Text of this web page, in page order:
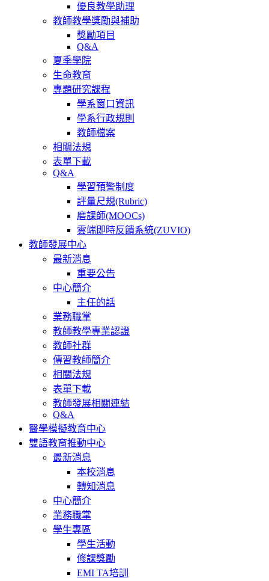
優良教學助理
教師教學獎勵與補助
獎勵項目
Q&A
夏季學院
生命教育
專題研究課程
學系窗口資訊
學系行政規則
教師檔案
相關法規
表單下載
Q&A
學習預警制度
評量尺規(Rubric)
磨課師(MOOCs)
雲端即時反饋系統(ZUVIO)
教師發展中心
最新消息
重要公告
中心簡介
主任的話
業務職掌
教師教學專業認證
教師社群
傳習教師簡介
相關法規
表單下載
教師發展相關連結
Q&A
醫學模擬教育中心
雙語教育推動中心
最新消息
本校消息
轉知消息
中心簡介
業務職掌
學生專區
學生活動
修課獎勵
EMI TA培訓